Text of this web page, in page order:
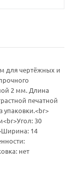
для чертёжных и
2 мм. Длина
печатной
упаковки.<br>
30
14
нет